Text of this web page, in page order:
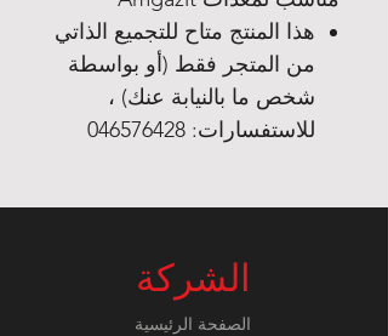
هذا المنتج متاح للتجميع الذاتي
من المتجر فقط (أو بواسطة
شخص ما بالنيابة عنك) ،
للاستفسارات: 046576428
الشركة
الصفحة الرئيسية